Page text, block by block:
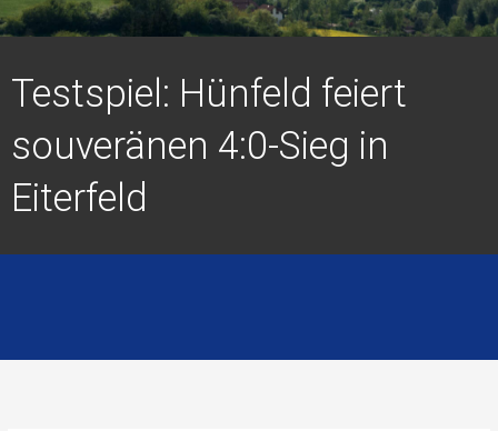
Testspiel: Hünfeld feiert
souveränen 4:0-Sieg in
Eiterfeld